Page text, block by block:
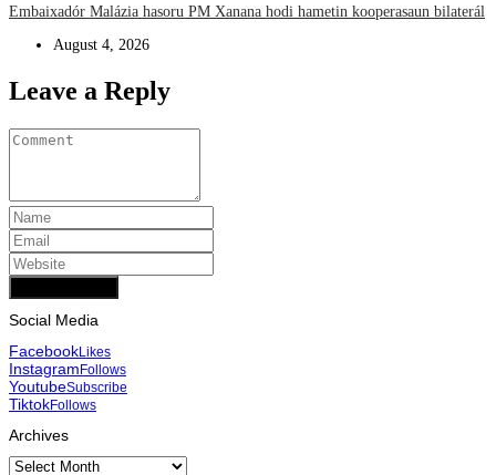
Embaixadór Malázia hasoru PM Xanana hodi hametin kooperasaun bilaterál
August 4, 2026
Leave a Reply
Social Media
FacebookLikes
InstagramFollows
YoutubeSubscribe
TiktokFollows
Archives
Archives